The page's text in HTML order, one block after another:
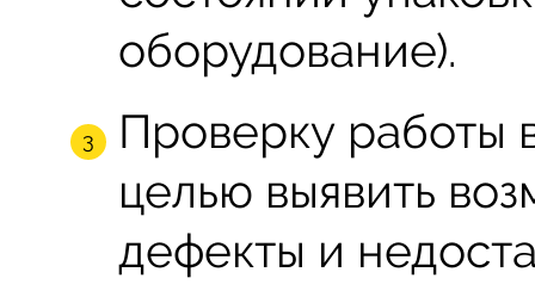
оборудование).
Проверку работы
целью выявить
дефекты и